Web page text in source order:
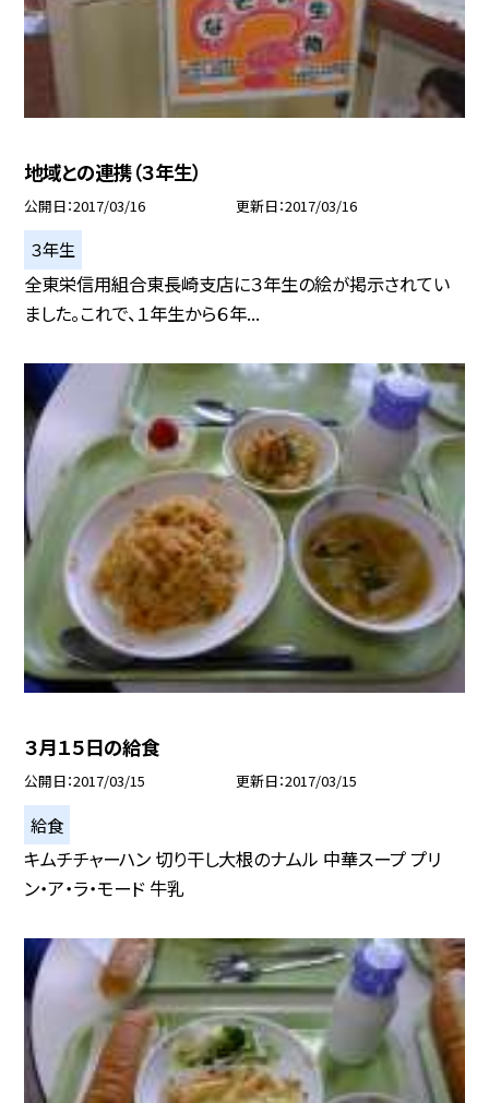
地域との連携（３年生）
公開日 2017/03/16 更新日 2017/03/16
３年生
全東栄信用組合東長崎支店に３年生の絵が掲示されてい
ました。これで、１年生から６年...
３月１５日の給食
公開日 2017/03/15 更新日 2017/03/15
給食
キムチチャーハン 切り干し大根のナムル 中華スープ プリ
ン・ア・ラ・モード 牛乳